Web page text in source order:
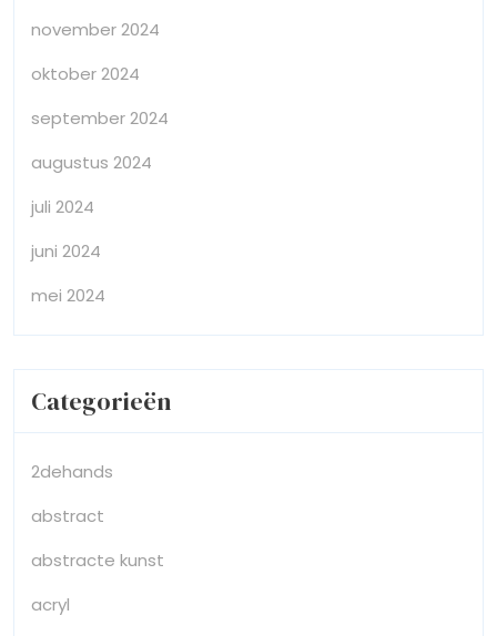
november 2024
oktober 2024
september 2024
augustus 2024
juli 2024
juni 2024
mei 2024
Categorieën
2dehands
abstract
abstracte kunst
acryl